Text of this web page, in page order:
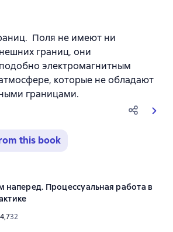
рейтинг 5 на основе 5 оценок
Поля не имеют ни
границ, они
электромагнитным
которые не обладают
границами.
this book
наперед. Процессуальная работа в
рейтинг 4,7 на основе 32 оценок
4,732